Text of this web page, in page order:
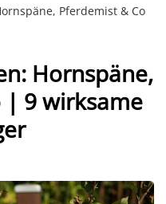
Pferdemist & Co
Hornspäne,
| 9 wirksame